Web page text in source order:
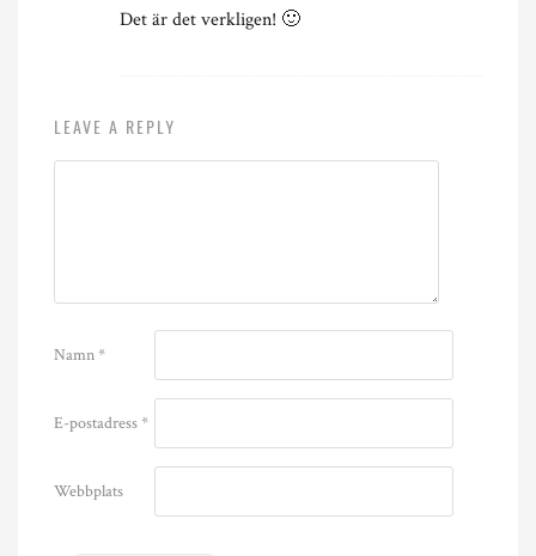
Det är det verkligen! 🙂
LEAVE A REPLY
Namn*
E-postadress*
Webbplats